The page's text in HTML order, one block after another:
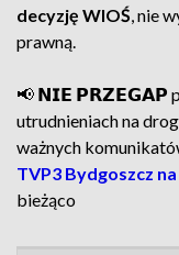
decyzję WIOŚ, nie
prawną.
📢 𝗡𝗜𝗘 𝗣𝗥𝗭𝗘𝗚𝗔𝗣
utrudnieniach na
ważnych
TVP3 Bydgoszcz
bieżąco